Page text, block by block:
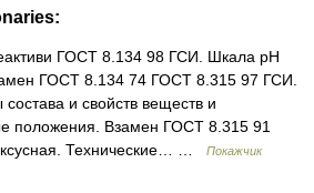
ГОСТ 8.134 98 ГСИ. Шкала рН
ГОСТ 8.134 74 ГОСТ 8.315 97 ГСИ.
и свойств веществ и
положения. Взамен ГОСТ 8.315 91
Технические… …
Покажчик